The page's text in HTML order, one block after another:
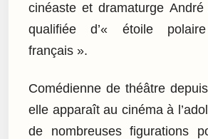
cinéaste et dramaturge André
qualifiée d’« étoile
français ».
Comédienne de théâtre
elle apparaît au cinéma à
de nombreuses figurations